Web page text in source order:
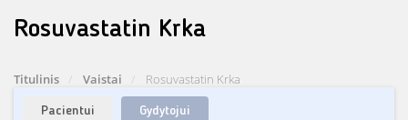
Rosuvastatin Krka
Titulinis Vaistai Rosuvastatin Krka
Pacientui Gydytojui